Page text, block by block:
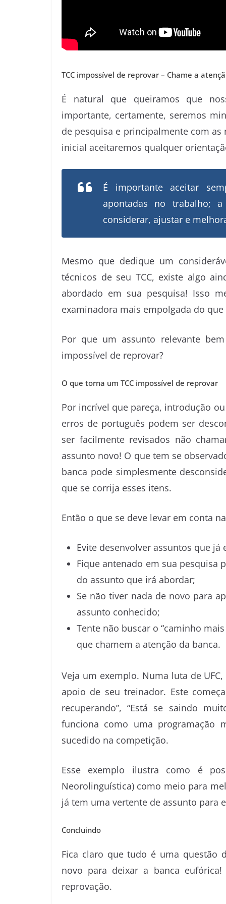
TCC impossível de reprovar – Chame a
É natural que queiramos que
importante, certamente, seremos
de pesquisa e principalmente com
inicial aceitaremos qualquer
É importante aceitar
apontadas no trabalho;
considerar, ajustar e
Mesmo que dedique um
técnicos de seu TCC, existe algo
abordado em sua pesquisa! Isso
examinadora mais empolgada do
Por que um assunto relevante
impossível de reprovar?
O que torna um TCC impossível de reprovar
Por incrível que pareça, introdução
erros de português podem ser
ser facilmente revisados não
assunto novo! O que tem se
banca pode simplesmente
que se corrija esses itens.
Então o que se deve levar em conta
Evite desenvolver assuntos que
Fique antenado em sua pesquisa
do assunto que irá abordar;
Se não tiver nada de novo para
assunto conhecido;
Tente não buscar o “caminho
que chamem a atenção da banca.
Veja um exemplo. Numa luta de
apoio de seu treinador. Este
recuperando”, “Está se saindo
funciona como uma
sucedido na competição.
Esse exemplo ilustra como é
Neorolinguística) como meio para
já tem uma vertente de assunto para
Concluindo
Fica claro que tudo é uma questão
novo para deixar a banca eufórica!
reprovação.